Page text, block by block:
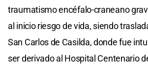
traumatismo encéfalo-craneano
al inicio riesgo de vida, siendo
San Carlos de Casilda, donde fue
ser derivado al Hospital Centenario